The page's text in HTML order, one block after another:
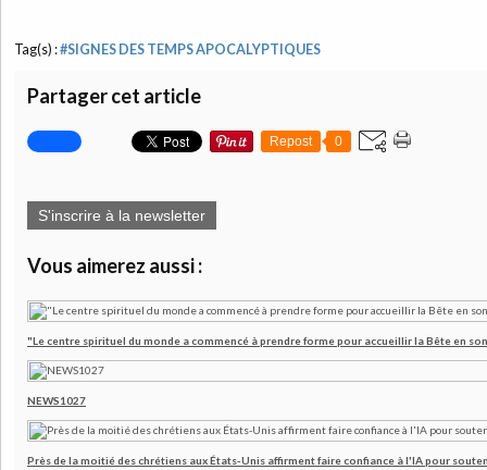
Tag(s) :#SIGNES DES TEMPS APOCALYPTIQUES
Partager cet article
Repost 0
S'inscrire à la newsletter
Vous aimerez aussi :
"Le centre spirituel du monde a commencé à prendre forme pour accueillir la Bête en
NEWS1027
Près de la moitié des chrétiens aux États-Unis affirment faire confiance à l'IA pour